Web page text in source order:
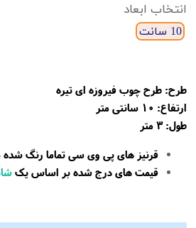
طرح: طرح چوب فیروزه ای تیره
ارتفاع: 10 سانتی متر
طول: 3 متر
قرنیز های پی وی سی تماما رنگ شده
قیمت های درج شده بر اساس یک
انتخاب ابعاد
10 سانت